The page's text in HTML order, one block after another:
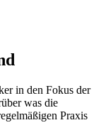
in den Fokus der
was die
Praxis